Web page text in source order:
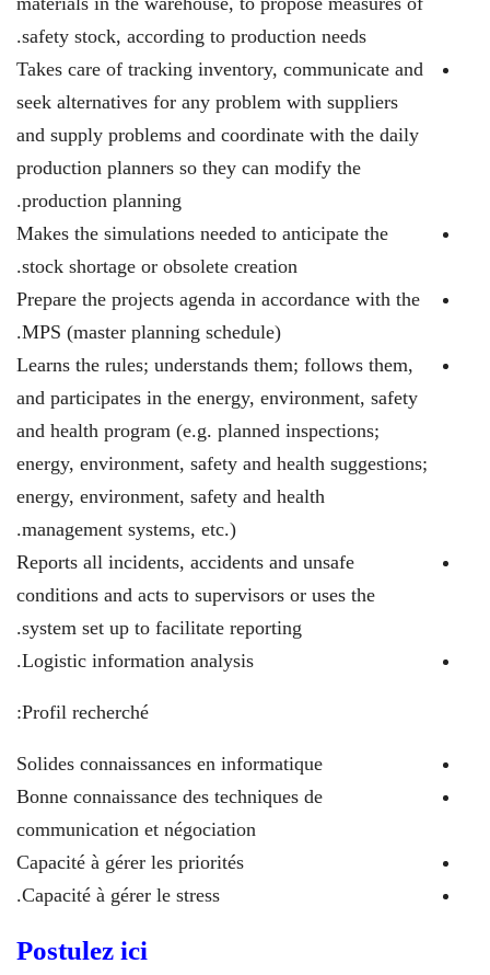
safety stock, according to production needs.
Takes care of tracking inventory, communicate and
seek alternatives for any problem with suppliers
and supply problems and coordinate with the daily
production planners so they can modify the
production planning.
Makes the simulations needed to anticipate the
stock shortage or obsolete creation.
Prepare the projects agenda in accordance with the
MPS (master planning schedule).
Learns the rules; understands them; follows them,
and participates in the energy, environment, safety
and health program (e.g. planned inspections;
energy, environment, safety and health suggestions;
energy, environment, safety and health
management systems, etc.).
Reports all incidents, accidents and unsafe
conditions and acts to supervisors or uses the
system set up to facilitate reporting.
Logistic information analysis.
Profil recherché:
Solides connaissances en informatique
Bonne connaissance des techniques de
communication et négociation
Capacité à gérer les priorités
Capacité à gérer le stress.
Postulez ici